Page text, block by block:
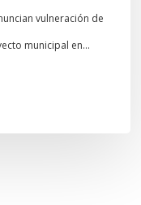
vulneración de
municipal en…